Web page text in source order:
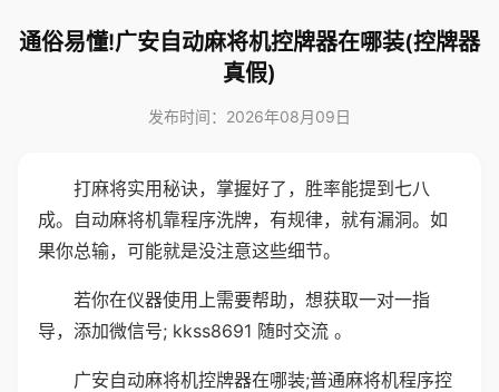
通俗易懂!广安自动麻将机控牌器在哪装(控牌器
真假)
发布时间：2026年08月09日
打麻将实用秘诀，掌握好了，胜率能提到七八
成。自动麻将机靠程序洗牌，有规律，就有漏洞。如
果你总输，可能就是没注意这些细节。
若你在仪器使用上需要帮助，想获取一对一指
导，添加微信号; kkss8691 随时交流 。
广安自动麻将机控牌器在哪装;普通麻将机程序控